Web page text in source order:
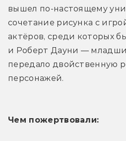
вышел по-настоящему
сочетание рисунка с
актёров, среди которых
и Роберт Дауни —
передало двойственную
персонажей.
Чем пожертвовали: